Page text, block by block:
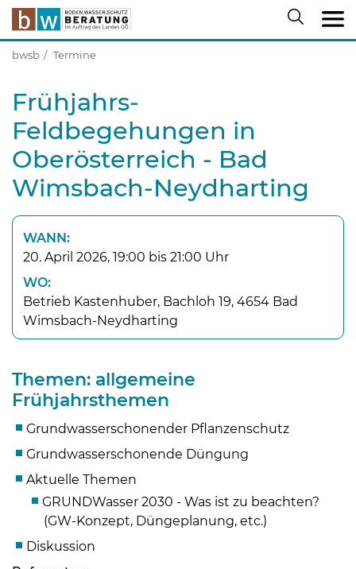
bwsb Termine
Frühjahrs-
Feldbegehungen in
Oberösterreich - Bad
Wimsbach-Neydharting
WANN:
20. April 2026, 19:00 bis 21:00 Uhr
WO:
Betrieb Kastenhuber, Bachloh 19, 4654 Bad
Wimsbach-Neydharting
Themen: allgemeine
Frühjahrsthemen
Grundwasserschonender Pflanzenschutz
Grundwasserschonende Düngung
Aktuelle Themen
GRUNDWasser 2030 - Was ist zu beachten?
(GW-Konzept, Düngeplanung, etc.)
Diskussion